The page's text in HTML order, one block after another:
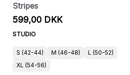
Stripes
599,00 DKK
STUDIO
S (42-44) M (46-48)
L (50-52)
XL (54-56)